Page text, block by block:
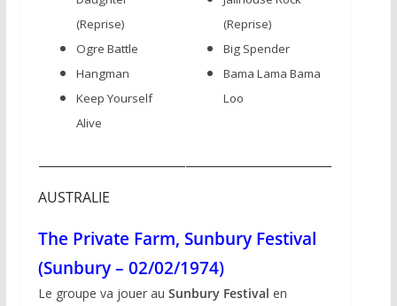
(Reprise)
Ogre Battle
Hangman
Keep Yourself
Alive
(Reprise)
Big Spender
Bama Lama Bama
Loo
AUSTRALIE
The Private Farm, Sunbury Festival
(Sunbury – 02/02/1974)
Le groupe va jouer au Sunbury Festival en